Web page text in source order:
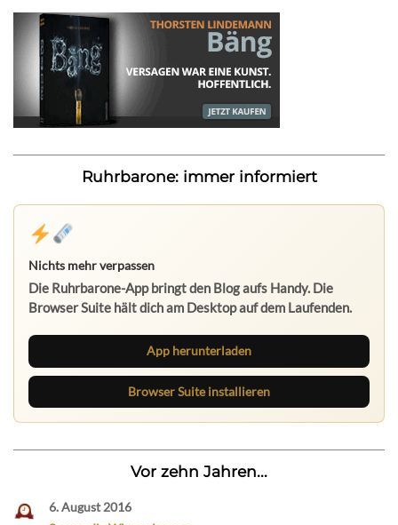
Ruhrbarone: immer informiert
Nichts mehr verpassen
Die Ruhrbarone-App bringt den Blog aufs Handy. Die
Browser Suite hält dich am Desktop auf dem Laufenden.
App herunterladen
Browser Suite installieren
Vor zehn Jahren...
6. August 2016